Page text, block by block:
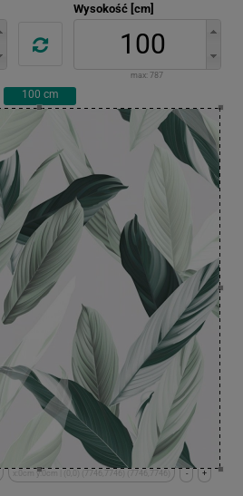
Wysokość [cm]
max: 787
100 cm
+
-
x:0cm y:0cm | (0,0) (7746,7746) (7746,7746)